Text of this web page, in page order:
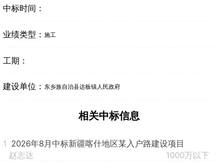
中标时间：
业绩类型： 施工
工期：
建设单位： 东乡族自治县达板镇人民政府
相关中标信息
1 2026年8月中标新疆喀什地区某入户路建设项目
赵志达
1000万以下